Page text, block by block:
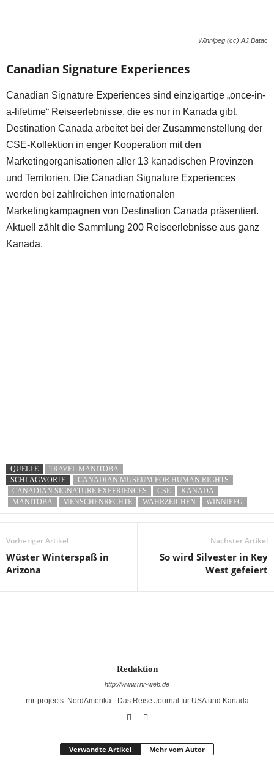
Winnipeg (cc) AJ Batac
Canadian Signature Experiences
Canadian Signature Experiences sind einzigartige „once-in-
a-lifetime“ Reiseerlebnisse, die es nur in Kanada gibt.
Destination Canada arbeitet bei der Zusammenstellung der
CSE-Kollektion in enger Kooperation mit den
Marketingorganisationen aller 13 kanadischen Provinzen
und Territorien. Die Canadian Signature Experiences
werden bei zahlreichen internationalen
Marketingkampagnen von Destination Canada präsentiert.
Aktuell zählt die Sammlung 200 Reiseerlebnisse aus ganz
Kanada.
QUELLE
TRAVEL MANITOBA
SCHLAGWORTE
CANADIAN MUSEUM FOR HUMAN RIGHTS
CANADIAN SIGNATURE EXPERIENCES
CSE
KANADA
MANITOBA
MENSCHENRECHTE WAHRZEICHEN WINNIPEG
Vorheriger Artikel
Wüster Winterspaß in
Arizona
Nächster Artikel
So wird Silvester in Key
West gefeiert
Redaktion
http://www.rnr-web.de
rnr-projects: NordAmerika - Das Reise Journal für USA und Kanada
Verwandte Artikel Mehr vom Autor